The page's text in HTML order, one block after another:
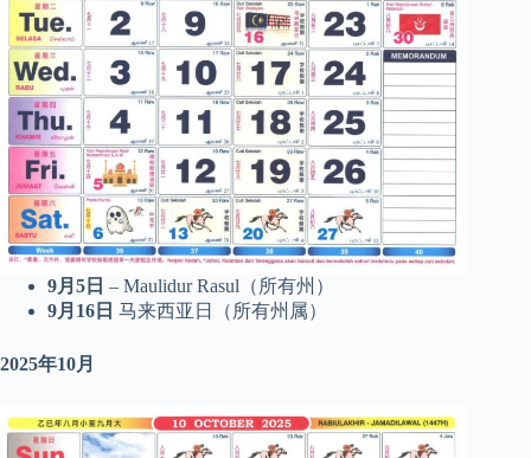
9月5日 – Maulidur Rasul（所有州）
9月16日 马来西亚日（所有州属）
2025年10月